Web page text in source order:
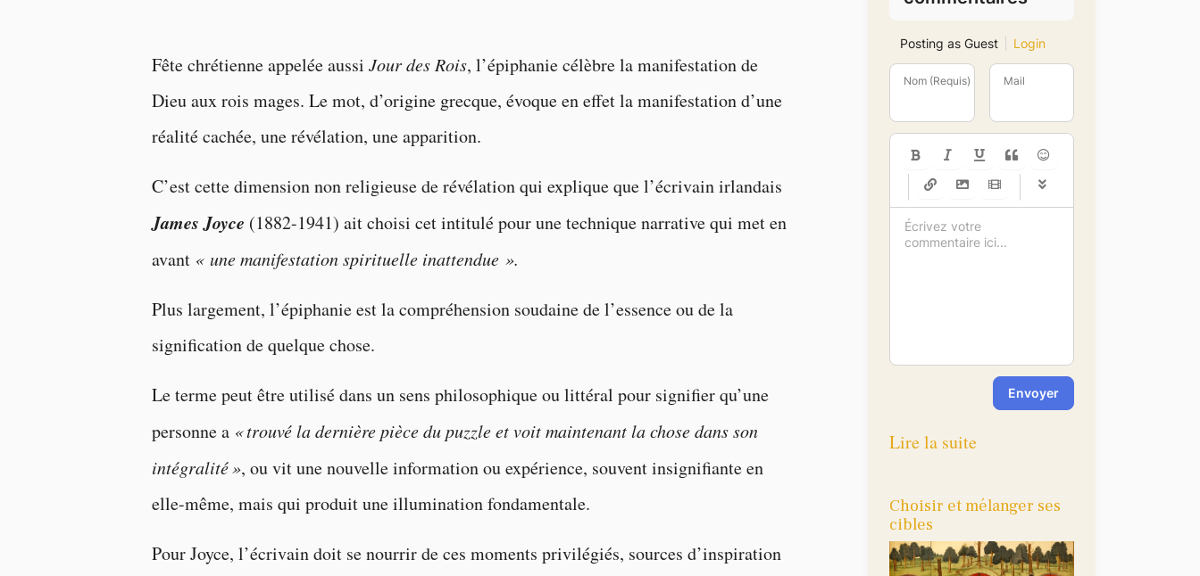
Fête chrétienne appelée aussi Jour des Rois, l’épiphanie célèbre la manifestation de
Dieu aux rois mages. Le mot, d’origine grecque, évoque en effet la manifestation d’une
réalité cachée, une révélation, une apparition.
C’est cette dimension non religieuse de révélation qui explique que l’écrivain irlandais
James Joyce (1882-1941) ait choisi cet intitulé pour une technique narrative qui met en
avant « une manifestation spirituelle inattendue ».
Plus largement, l’épiphanie est la compréhension soudaine de l’essence ou de la
signification de quelque chose.
Le terme peut être utilisé dans un sens philosophique ou littéral pour signifier qu’une
personne a « trouvé la dernière pièce du puzzle et voit maintenant la chose dans son
intégralité », ou vit une nouvelle information ou expérience, souvent insignifiante en
elle-même, mais qui produit une illumination fondamentale.
Pour Joyce, l’écrivain doit se nourrir de ces moments privilégiés, sources d’inspiration
Posting as Guest Login
Nom (Requis) Mail
-
-
-
-
-
-
-
Envoyer
Lire la suite
Choisir et mélanger ses
cibles